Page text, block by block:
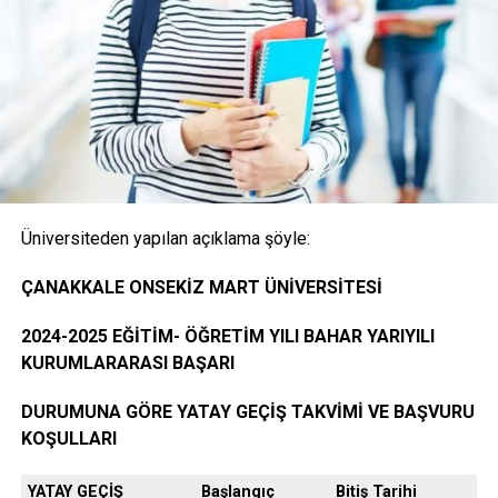
(İnternet) Başvurusunda Bulunan Öğrencilerden
İstenen Belgeler
Onaylı Not belgesi (transkript); başvuruda bulunan
öğrencinin ayrılacağı kurumda okuduğu bütün
dersleri ve bu derslerden aldığı notları gösteren
belge.( E-Devlet, Elektronik imza ya da Islak İmzalı)
Öğrencinin yerleştiği yıldaki LYS ve ÖSYS Sonuç
ÖSYM Yerleştirme Belgesi. (İnternet çıktısı)
Üniversiteden yapılan açıklama şöyle:
ÇANAKKALE ONSEKİZ MART ÜNİVERSİTESİ
2024-2025 EĞİTİM- ÖĞRETİM YILI BAHAR YARIYILI
KURUMLARARASI BAŞARI
DURUMUNA GÖRE YATAY GEÇİŞ TAKVİMİ VE BAŞVURU
KOŞULLARI
YATAY GEÇİŞ
Başlangıç
Bitiş Tarihi